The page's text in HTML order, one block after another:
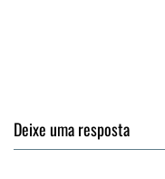
Deixe uma resposta